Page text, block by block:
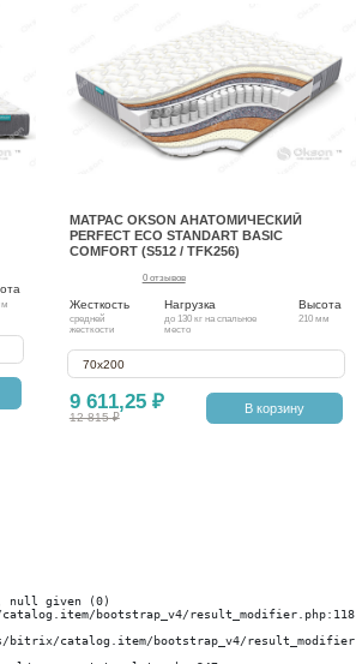
МАТРАС OKSON АНАТОМИЧЕСКИЙ
PERFECT ECO STANDART BASIC
COMFORT (S512 / TFK256)
0 отзывов
9 611,25 ₽
12 815 ₽
Жесткость
средней
жесткости
Нагрузка
до 130 кг на спальное
место
Высота
210 мм
70х200
В корзину
null given (0)
bootstrap_v4/result_modifier.php:118